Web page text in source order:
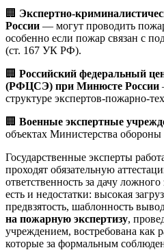
🏢 Экспертно-
России — могут проводить
особенно если пожар связан с
(ст. 167 УК РФ).
🏢 Российский федеральный
(РФЦСЭ) при Минюсте России
структуре экспертов-пожарно-
🏢 Военные экспертные
объектах Министерства
Государственные эксперты
проходят обязательную
ответственность за дачу
есть и недостатки: высокая
предвзятость, шаблонность
на пожарную экспертизу,
учреждением, востребована как
которые за формальным